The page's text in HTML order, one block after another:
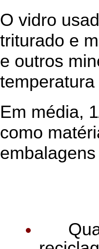
O vidro
triturado e
e outros
temperatura
Em média,
como